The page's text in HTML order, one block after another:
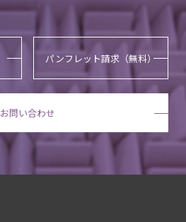
パンフレット請求（無料）
お問い合わせ